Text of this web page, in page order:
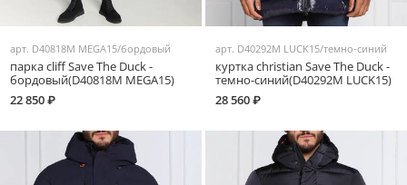
арт. D40818M MEGA15/бордовый
парка cliff Save The Duck -
бордовый(D40818M MEGA15)
22 850 ₽
арт. D40292M LUCK15/темно-синий
куртка christian Save The Duck -
темно-синий(D40292M LUCK15)
28 560 ₽